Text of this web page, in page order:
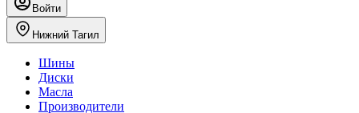
Войти
Нижний Тагил
Шины
Диски
Масла
Производители